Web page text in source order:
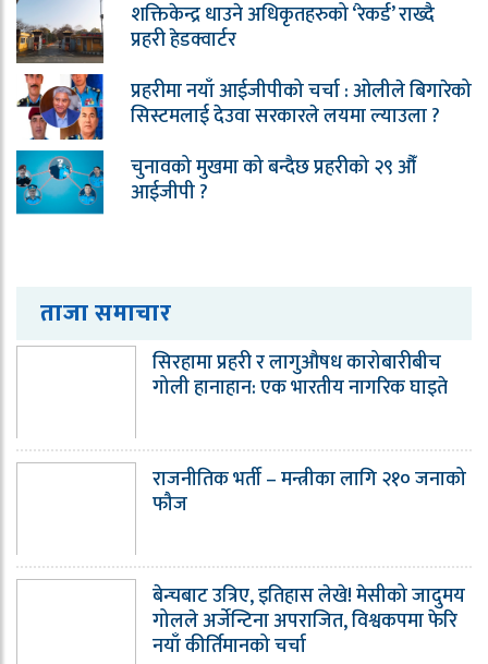
शक्तिकेन्द्र धाउने अधिकृतहरुको ‘रेकर्ड’ राख्दै
प्रहरी हेडक्वार्टर
प्रहरीमा नयाँ आईजीपीको चर्चा : ओलीले बिगारेको
सिस्टमलाई देउवा सरकारले लयमा ल्याउला ?
चुनावको मुखमा को बन्दैछ प्रहरीको २९ औँ
आईजीपी ?
ताजा समाचार
सिरहामा प्रहरी र लागुऔषध कारोबारीबीच
गोली हानाहान: एक भारतीय नागरिक घाइते
राजनीतिक भर्ती – मन्त्रीका लागि २१० जनाको
फौज
बेन्चबाट उत्रिए, इतिहास लेखे! मेसीको जादुमय
गोलले अर्जेन्टिना अपराजित, विश्वकपमा फेरि
नयाँ कीर्तिमानको चर्चा